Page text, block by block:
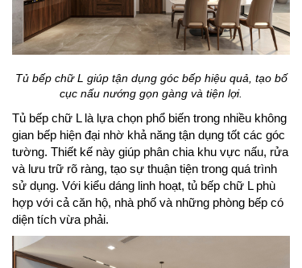
Tủ bếp chữ L giúp tận dụng góc bếp hiệu quả, tạo bố
cục nấu nướng gọn gàng và tiện lợi.
Tủ bếp chữ L là lựa chọn phổ biến trong nhiều không
gian bếp hiện đại nhờ khả năng tận dụng tốt các góc
tường. Thiết kế này giúp phân chia khu vực nấu, rửa
và lưu trữ rõ ràng, tạo sự thuận tiện trong quá trình
sử dụng. Với kiểu dáng linh hoạt, tủ bếp chữ L phù
hợp với cả căn hộ, nhà phố và những phòng bếp có
diện tích vừa phải.